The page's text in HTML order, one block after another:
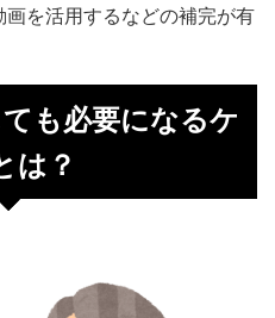
を活用するなどの補完が有
も必要になるケ
は？